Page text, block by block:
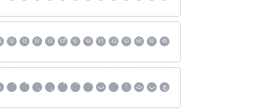
ଦ ଧ ନ ପ ଫ ବ ଭ ମ ଯ ର ଲ ଳ
ଶ
ٮ ٲ ٹ پ
چ